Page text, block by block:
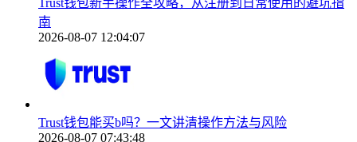
Trust钱包新手操作全攻略，从注册到日常使用的避坑指
南
2026-08-07 12:04:07
Trust钱包能买b吗？一文讲清操作方法与风险
2026-08-07 07:43:48